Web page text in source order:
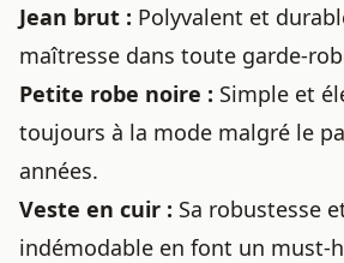
Jean brut : Polyvalent et
maîtresse dans toute garde-
Petite robe noire : Simple et
toujours à la mode malgré le
années.
Veste en cuir : Sa robustesse
indémodable en font un must-